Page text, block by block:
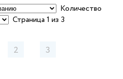
Количество
Страница 1 из 3
2 3